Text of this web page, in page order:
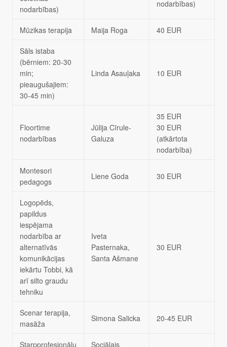
nodarbības)
nodarbības)
Mūzikas terapija Maija Roga 40 EUR
Sāls istaba
(bērniem: 20-30
min;
pieaugušajiem:
30-45 min)
Linda Asauļaka 10 EUR
Floortime
nodarbības
Jūlija Cīrule-
Galuza
35 EUR
30 EUR
(atkārtota
nodarbība)
Montesori
pedagogs
Liene Goda 30 EUR
Logopēds,
papildus
iespējama
nodarbība ar
alternatīvās
komunikācijas
iekārtu Tobbi, kā
arī silto graudu
tehniku
Iveta
Pasternaka,
Santa Ašmane
30 EUR
Scenar terapija,
masāža
Simona Salicka 20-45 EUR
Starpprofesionāļu
Sociālais